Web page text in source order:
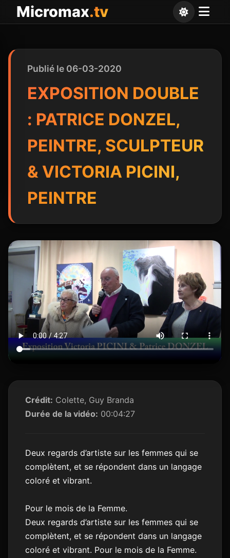
Micromax.tv
Publié le 06-03-2020
EXPOSITION DOUBLE
: PATRICE DONZEL,
PEINTRE, SCULPTEUR
& VICTORIA PICINI,
PEINTRE
Crédit: Colette, Guy Branda
Durée de la vidéo: 00:04:27
Deux regards d’artiste sur les femmes qui se
complètent, et se répondent dans un langage
coloré et vibrant.
Pour le mois de la Femme.
Deux regards d’artiste sur les femmes qui se
complètent, et se répondent dans un langage
coloré et vibrant. Pour le mois de la Femme.
Panneau de gestion des cookies